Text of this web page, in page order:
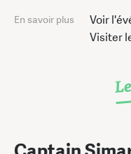
En savoir plus
Voir
Visiter